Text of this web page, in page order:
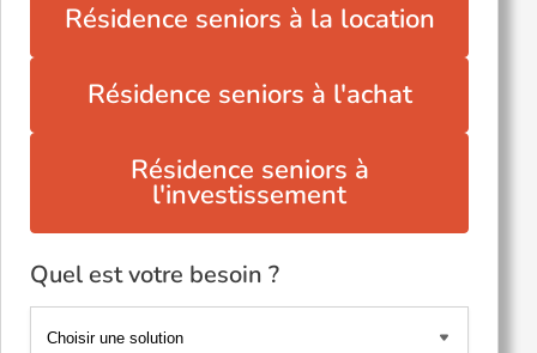
Résidence seniors à la location
Résidence seniors à l'achat
Résidence seniors à
l'investissement
Quel est votre besoin ?